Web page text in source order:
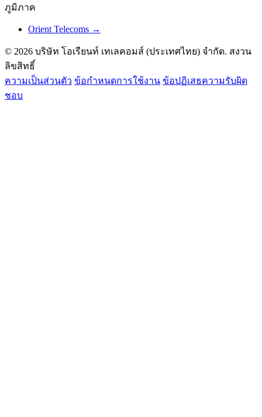
ภูมิภาค
Orient Telecoms →
© 2026 บริษัท โอเรียนท์ เทเลคอมส์ (ประเทศไทย) จำกัด. สงวน
ลิขสิทธิ์
ความเป็นส่วนตัว ข้อกำหนดการใช้งาน ข้อปฏิเสธความรับผิด
ชอบ